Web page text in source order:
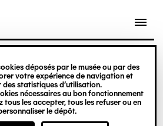
déposés par le musée ou par des
votre expérience de navigation et
des statistiques d’utilisation.
nécessaires au bon fonctionnement
tous les accepter, tous les refuser ou en
le dépôt.